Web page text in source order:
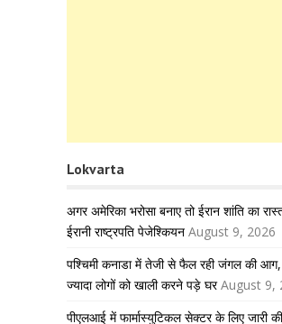
Lokvarta
अगर अमेरिका भरोसा बनाए तो ईरान शांति का
ईरानी राष्ट्रपति पेजेश्कियन August 9, 2026
पश्चिमी कनाडा में तेजी से फैल रही जंगल की
ज्यादा लोगों को खाली करने पड़े घर August 9,
पीएलआई में फार्मास्युटिकल सेक्टर के लिए जारी